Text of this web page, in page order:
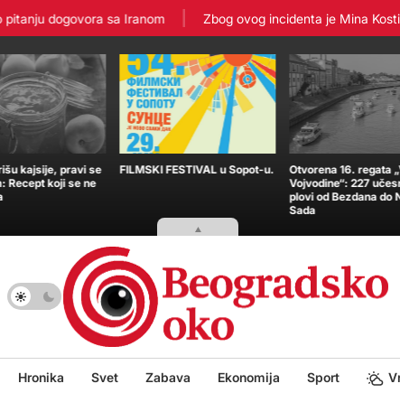
dogovora sa Iranom Zbog ovog incidenta je Mina
kajsije, pravi se
Recept koji se ne
FILMSKI FESTIVAL u Sopot-u.
Otvorena 16. regata
Vojvodine“: 227
plovi od Bezdana do
Sada
Hronika Svet Zabava Ekonomija Sport